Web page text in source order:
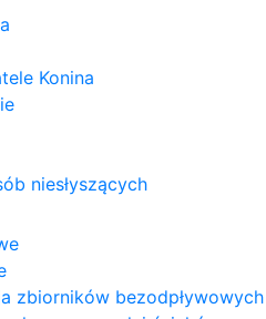
Konina
niesłyszących
zbiorników bezodpływowych